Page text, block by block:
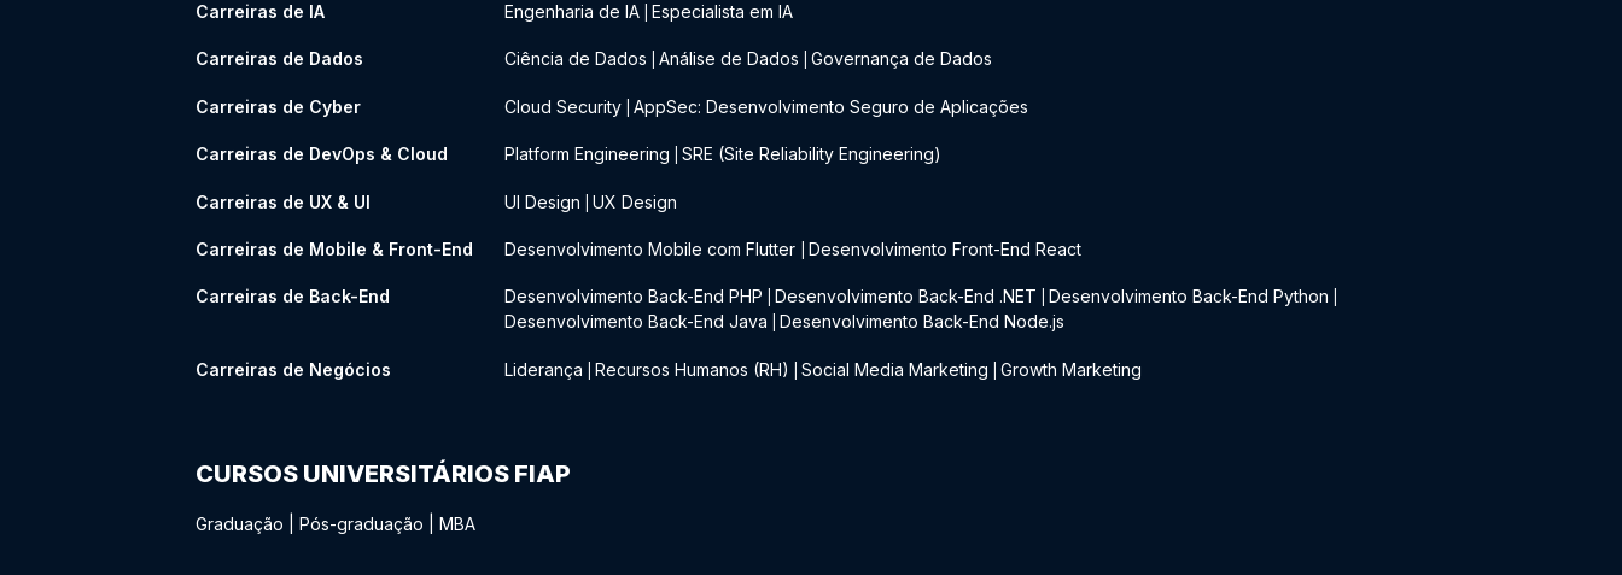
Carreiras de IA Engenharia de IA Especialista em IA
Carreiras de Dados Ciência de Dados Análise de Dados Governança de Dados
Carreiras de Cyber Cloud Security AppSec: Desenvolvimento Seguro de Aplicações
Carreiras de DevOps & Cloud Platform Engineering SRE (Site Reliability Engineering)
Carreiras de UX & UI UI Design UX Design
Carreiras de Mobile & Front-End Desenvolvimento Mobile com Flutter Desenvolvimento Front-End React
Carreiras de Back-End Desenvolvimento Back-End PHP Desenvolvimento Back-End .NET Desenvolvimento Back-End Python
Desenvolvimento Back-End Java Desenvolvimento Back-End Node.js
Carreiras de Negócios Liderança Recursos Humanos (RH) Social Media Marketing Growth Marketing
CURSOS UNIVERSITÁRIOS FIAP
Graduação Pós-graduação MBA